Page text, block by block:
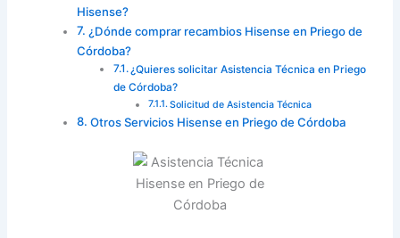
Hisense?
¿Dónde comprar recambios Hisense en Priego de
Córdoba?
¿Quieres solicitar Asistencia Técnica en Priego
de Córdoba?
Solicitud de Asistencia Técnica
Otros Servicios Hisense en Priego de Córdoba